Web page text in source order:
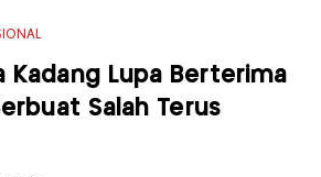
Kadang Lupa Berterima
Salah Terus